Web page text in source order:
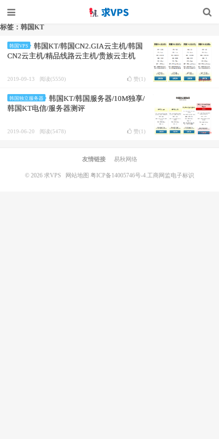
标签：韩国KT
韩国VPS
韩国KT/韩国CN2.GIA云主机/韩国
CN2云主机/精品线路云主机/贵族云主机
2019-09-13 阅读(5550) 赞(1 )
韩国独立服务器
韩国KT/韩国服务器/10M独享/
韩国KT电信/服务器测评
2019-06-20 阅读(5478) 赞(1 )
友情链接 易秋网络
© 2026 求VPS 网站地图 粤ICP备14005746号-4.工商网监电子标识